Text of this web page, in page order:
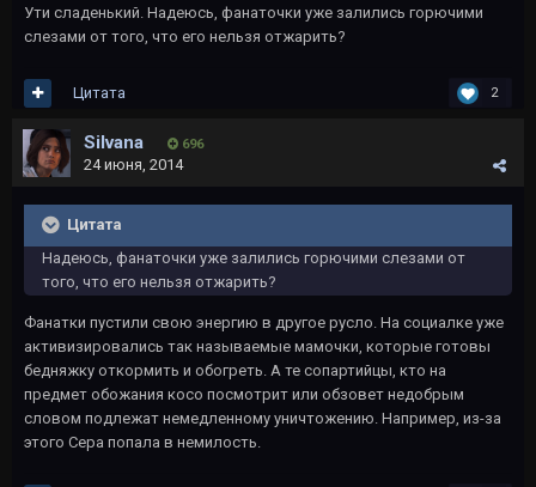
Ути сладенький. Надеюсь, фанаточки уже залились горючими
слезами от того, что его нельзя отжарить?
2
Цитата
Silvana 696
24 июня, 2014
Цитата
Надеюсь, фанаточки уже залились горючими слезами от
того, что его нельзя отжарить?
Фанатки пустили свою энергию в другое русло. На социалке уже
активизировались так называемые мамочки, которые готовы
бедняжку откормить и обогреть. А те сопартийцы, кто на
предмет обожания косо посмотрит или обзовет недобрым
словом подлежат немедленному уничтожению. Например, из-за
этого Сера попала в немилость.